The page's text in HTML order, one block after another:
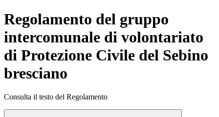
Regolamento del gruppo
intercomunale di volontariato
di Protezione Civile del Sebino
bresciano
Consulta il testo del Regolamento